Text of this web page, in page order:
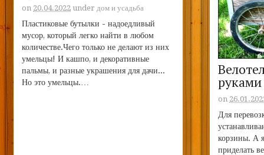
on 20.04.2022 under дом и усадьба
Пластиковые бутылки - надоедливый
мусор, который легко найти в любом
количестве.Чего только не делают из них
умельцы! И кашпо, и декоративные
пальмы, и разные украшения для дачи...
Но это умельцы.…
руками
on
Для
корзины. А
приделать